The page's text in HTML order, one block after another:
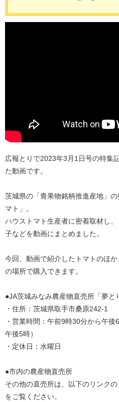
広報とりで2023年3月1日号の特集
た動画です。
茨城県の「青果物銘柄推進産地」
マト」。
ハウストマト生産者に密着取材し
子などを動画にまとめました。
今回、動画で紹介したトマトのほ
の場所で購入できます。
●JA茨城みなみ農産物直売所「夢と
・住所：茨城県取手市桑原242-1
・営業時間：午前9時30分から午
午後5時）
・定休日：水曜日
●市内の農産物直売所
その他の直売所は、以下のリンク
をご覧ください。